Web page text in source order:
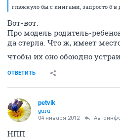
глюкнуло бы с книгами, запросто б в
Вот-вот.
Про модель родитель-
да стерла. Что ж, имеет
чтобы их оно обоюдно
ОТВЕТИТЬ
petvik
guru
04 января 2012
НПП